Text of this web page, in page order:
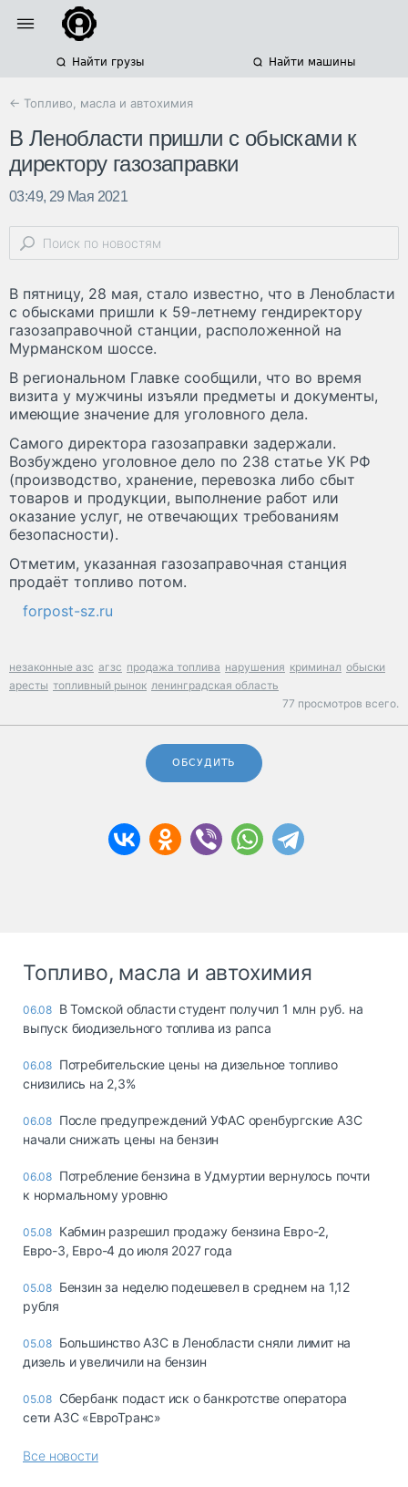
Найти грузы Найти машины
← Топливо, масла и автохимия
В Ленобласти пришли с обысками к
директору газозаправки
03:49, 29 Мая 2021
В пятницу, 28 мая, стало известно, что в Ленобласти
с обысками пришли к 59-летнему гендиректору
газозаправочной станции, расположенной на
Мурманском шоссе.
В региональном Главке сообщили, что во время
визита у мужчины изъяли предметы и документы,
имеющие значение для уголовного дела.
Самого директора газозаправки задержали.
Возбуждено уголовное дело по 238 статье УК РФ
(производство, хранение, перевозка либо сбыт
товаров и продукции, выполнение работ или
оказание услуг, не отвечающих требованиям
безопасности).
Отметим, указанная газозаправочная станция
продаёт топливо потом.
forpost-sz.ru
незаконные азс агзс продажа топлива нарушения криминал обыски
аресты топливный рынок ленинградская область
77 просмотров всего.
ОБСУДИТЬ
Топливо, масла и автохимия
06.08 В Томской области студент получил 1 млн руб. на
выпуск биодизельного топлива из рапса
06.08 Потребительские цены на дизельное топливо
снизились на 2,3%
06.08 После предупреждений УФАС оренбургские АЗС
начали снижать цены на бензин
06.08 Потребление бензина в Удмуртии вернулось почти
к нормальному уровню
05.08 Кабмин разрешил продажу бензина Евро-2,
Евро-3, Евро-4 до июля 2027 года
05.08 Бензин за неделю подешевел в среднем на 1,12
рубля
05.08 Большинство АЗС в Ленобласти сняли лимит на
дизель и увеличили на бензин
05.08 Сбербанк подаст иск о банкротстве оператора
сети АЗС «ЕвроТранс»
Все новости